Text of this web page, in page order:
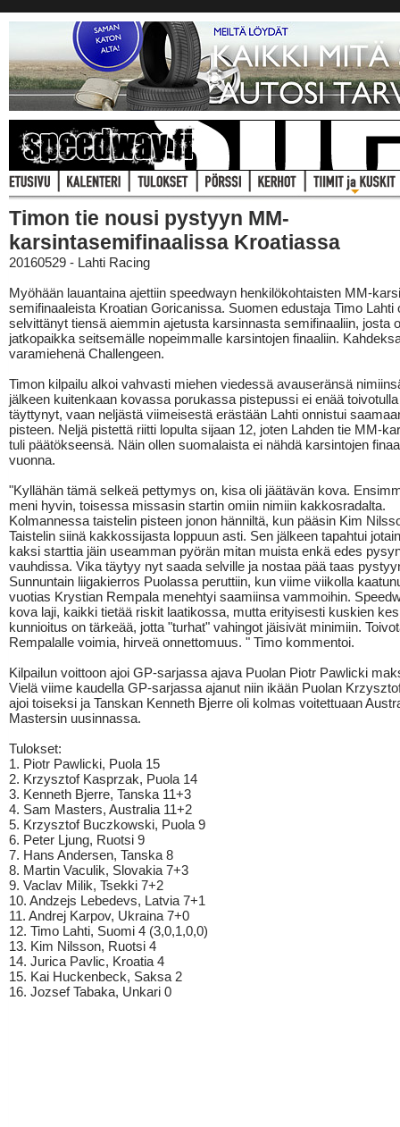
Timon tie nousi pystyyn MM-
karsintasemifinaalissa Kroatiassa
20160529 - Lahti Racing
Myöhään lauantaina ajettiin speedwayn henkilökohtaisten MM-
semifinaaleista Kroatian Goricanissa. Suomen edustaja Timo Lahti
selvittänyt tiensä aiemmin ajetusta karsinnasta semifinaaliin, josta
jatkopaikka seitsemälle nopeimmalle karsintojen finaaliin.
varamiehenä Challengeen.
Timon kilpailu alkoi vahvasti miehen viedessä avauseränsä
jälkeen kuitenkaan kovassa porukassa pistepussi ei enää
täyttynyt, vaan neljästä viimeisestä erästään Lahti onnistui
pisteen. Neljä pistettä riitti lopulta sijaan 12, joten Lahden tie MM-
tuli päätökseensä. Näin ollen suomalaista ei nähdä karsintojen
vuonna.
"Kyllähän tämä selkeä pettymys on, kisa oli jäätävän kova.
meni hyvin, toisessa missasin startin omiin nimiin kakkosradalta.
Kolmannessa taistelin pisteen jonon hänniltä, kun pääsin Kim
Taistelin siinä kakkossijasta loppuun asti. Sen jälkeen tapahtui
kaksi starttia jäin useamman pyörän mitan muista enkä edes
vauhdissa. Vika täytyy nyt saada selville ja nostaa pää taas
Sunnuntain liigakierros Puolassa peruttiin, kun viime viikolla
vuotias Krystian Rempala menehtyi saamiinsa vammoihin.
kova laji, kaikki tietää riskit laatikossa, mutta erityisesti kuskien
kunnioitus on tärkeää, jotta "turhat" vahingot jäisivät minimiin.
Rempalalle voimia, hirveä onnettomuus. " Timo kommentoi.
Kilpailun voittoon ajoi GP-sarjassa ajava Puolan Piotr Pawlicki
Vielä viime kaudella GP-sarjassa ajanut niin ikään Puolan
ajoi toiseksi ja Tanskan Kenneth Bjerre oli kolmas voitettuaan
Mastersin uusinnassa.
Tulokset:
1. Piotr Pawlicki, Puola 15
2. Krzysztof Kasprzak, Puola 14
3. Kenneth Bjerre, Tanska 11+3
4. Sam Masters, Australia 11+2
5. Krzysztof Buczkowski, Puola 9
6. Peter Ljung, Ruotsi 9
7. Hans Andersen, Tanska 8
8. Martin Vaculik, Slovakia 7+3
9. Vaclav Milik, Tsekki 7+2
10. Andzejs Lebedevs, Latvia 7+1
11. Andrej Karpov, Ukraina 7+0
12. Timo Lahti, Suomi 4 (3,0,1,0,0)
13. Kim Nilsson, Ruotsi 4
14. Jurica Pavlic, Kroatia 4
15. Kai Huckenbeck, Saksa 2
16. Jozsef Tabaka, Unkari 0